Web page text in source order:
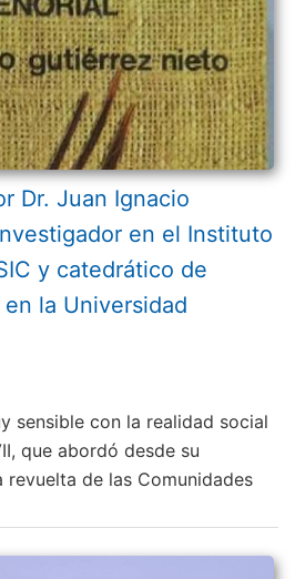
Dr. Juan Ignacio
en el Instituto
y catedrático de
la Universidad
sensible con la realidad social
que abordó desde su
de las Comunidades